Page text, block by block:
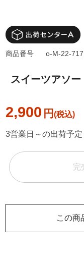
スイーツアソ
2,900 円
商品番号 o-M-22-
3営業日～の出荷予定
完
この商